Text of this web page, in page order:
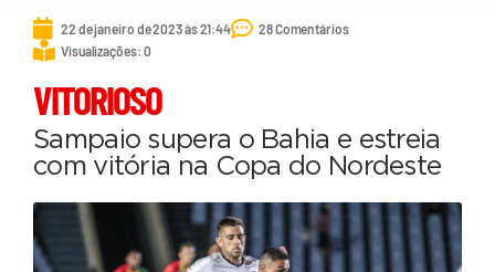
22 de janeiro de 2023 às 21:44
28 Comentários
Visualizações: 0
VITORIOSO
Sampaio supera o Bahia e estreia
com vitória na Copa do Nordeste